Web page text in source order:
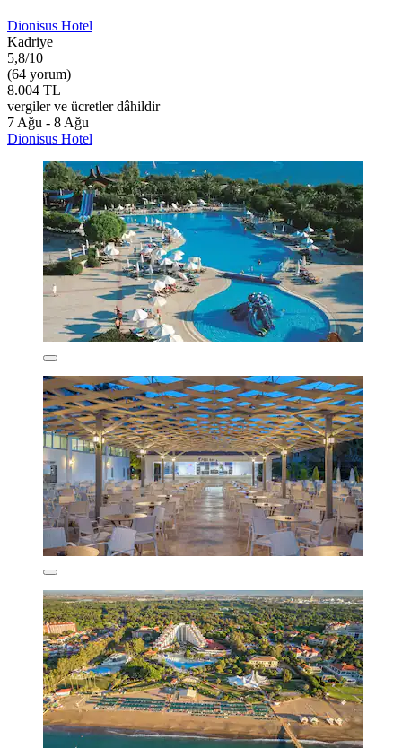
Dionisus Hotel
Kadriye
5,8/10
(64 yorum)
8.004 TL
vergiler ve ücretler dâhildir
7 Ağu - 8 Ağu
Dionisus Hotel